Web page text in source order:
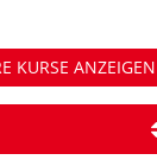
KURSE ANZEIGEN